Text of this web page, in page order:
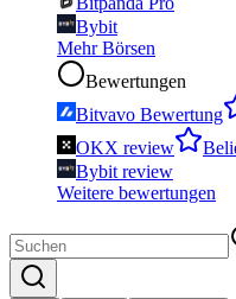
Bybit
Mehr Börsen
Bewertungen
Bitvavo Bewertung
OKX review
Bybit review
Weitere bewertungen